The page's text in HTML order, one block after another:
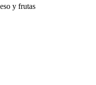
y frutas